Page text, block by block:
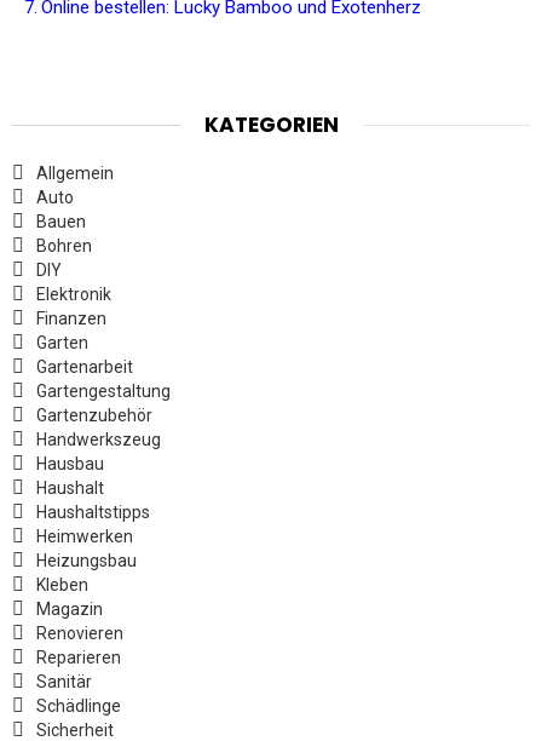
Online bestellen: Lucky Bamboo und Exotenherz
KATEGORIEN
Allgemein
Auto
Bauen
Bohren
DIY
Elektronik
Finanzen
Garten
Gartenarbeit
Gartengestaltung
Gartenzubehör
Handwerkszeug
Hausbau
Haushalt
Haushaltstipps
Heimwerken
Heizungsbau
Kleben
Magazin
Renovieren
Reparieren
Sanitär
Schädlinge
Sicherheit